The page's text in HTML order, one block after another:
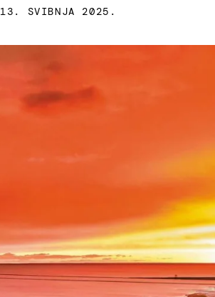
13. SVIBNJA 2025.